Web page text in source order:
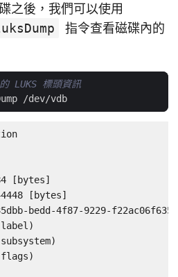
之後，我們可以使用
指令查看磁碟內的
LUKS 標頭資訊
[bytes]
[bytes]
bedd-4f87-9229-f22ac06f6350